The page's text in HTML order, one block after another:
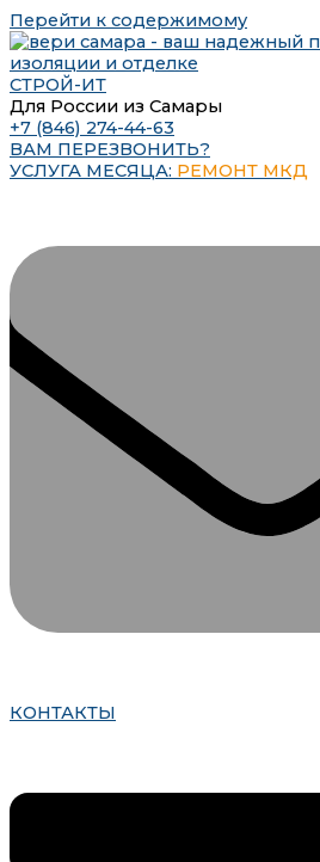
Перейти к содержимому
СТРОЙ-ИТ
Для России из Самары
+7 (846) 274-44-63
ВАМ ПЕРЕЗВОНИТЬ?
УСЛУГА МЕСЯЦА: РЕМОНТ МКД
КОНТАКТЫ